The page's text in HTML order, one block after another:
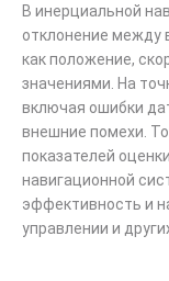
В инерциальной
отклонение
как положение,
значениями. На
включая ошибки
внешние помехи.
показателей
навигационной
эффективность и
управлении и